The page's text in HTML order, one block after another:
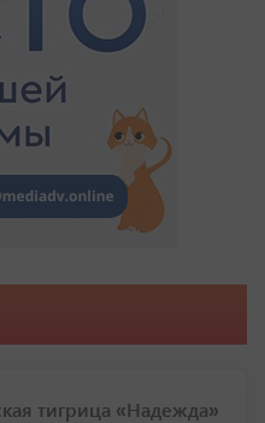
тигрица «Надежда»